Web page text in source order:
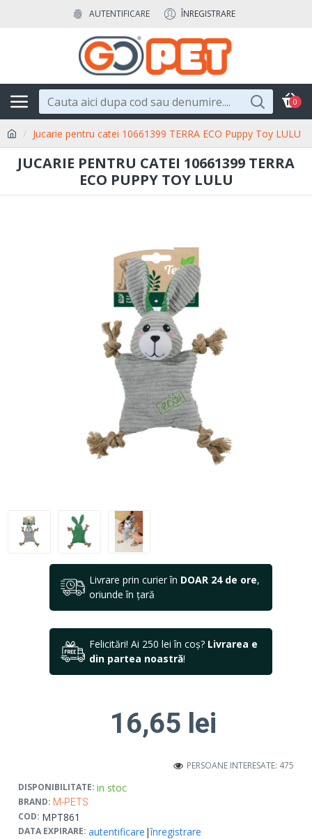
AUTENTIFICARE ÎNREGISTRARE
0
Jucarie pentru catei 10661399 TERRA ECO Puppy Toy LULU
JUCARIE PENTRU CATEI 10661399 TERRA
ECO PUPPY TOY LULU
Livrare prin curier în DOAR 24 de ore,
oriunde în țară
Felicitări! Ai 250 lei în coș? Livrarea e
din partea noastră!
DISPONIBILITATE: in stoc
BRAND: M-PETS
COD: MPT861
DATA EXPIRARE: autentificare |înregistrare
PERSOANE INTERESATE: 475
16,65 lei